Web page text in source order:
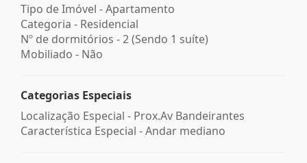
Tipo de Imóvel - Apartamento
Categoria - Residencial
Nº de dormitórios - 2 (Sendo 1 suíte)
Mobiliado - Não
Categorias Especiais
Localização Especial - Prox.Av Bandeirantes
Característica Especial - Andar mediano